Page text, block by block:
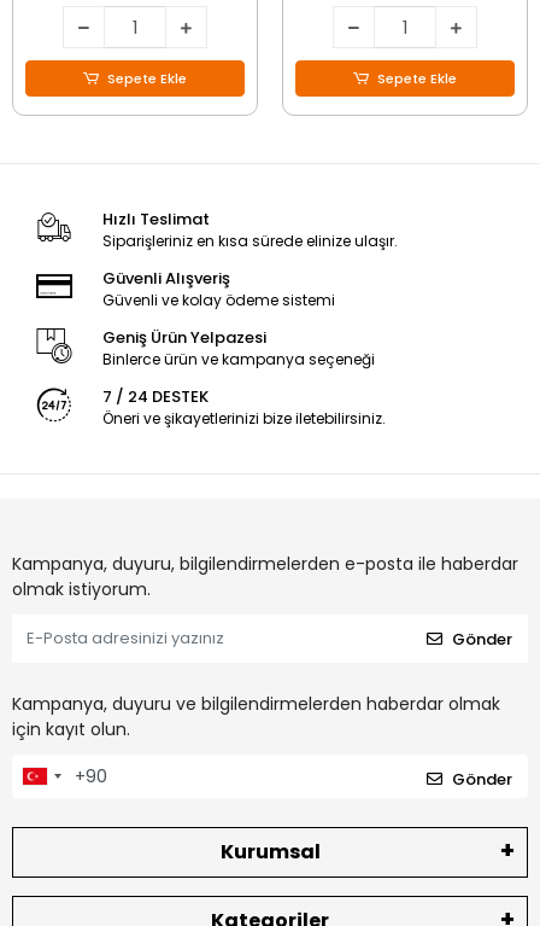
Sepete Ekle Sepete Ekle
Hızlı Teslimat
Siparişleriniz en kısa sürede elinize ulaşır.
Güvenli Alışveriş
Güvenli ve kolay ödeme sistemi
Geniş Ürün Yelpazesi
Binlerce ürün ve kampanya seçeneği
7 / 24 DESTEK
Öneri ve şikayetlerinizi bize iletebilirsiniz.
Kampanya, duyuru, bilgilendirmelerden e-posta ile haberdar
olmak istiyorum.
Gönder
Kampanya, duyuru ve bilgilendirmelerden haberdar olmak
için kayıt olun.
Gönder
Kurumsal